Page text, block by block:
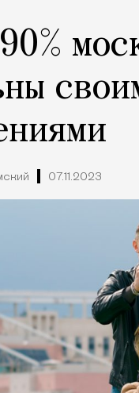
07.11.2023